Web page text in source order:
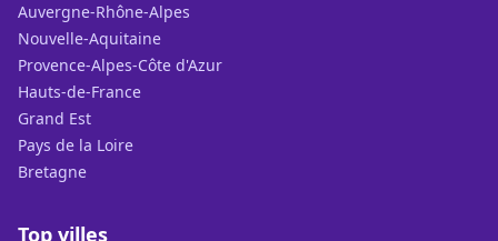
Auvergne-Rhône-Alpes
Nouvelle-Aquitaine
Provence-Alpes-Côte d'Azur
Hauts-de-France
Grand Est
Pays de la Loire
Bretagne
Top villes